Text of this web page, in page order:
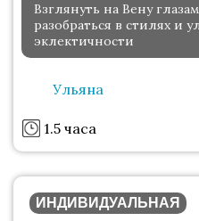
Взглянуть на Вену
разобраться в стилях и
эклектичности
Ульяна
1.5 часа
ИНДИВИДУАЛЬНАЯ